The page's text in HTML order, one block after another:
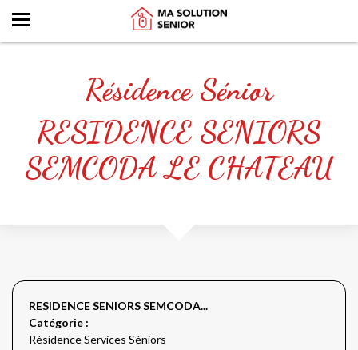
Résidence Sénior
RESIDENCE SENIORS
SEMCODA LE CHATEAU
RESIDENCE SENIORS SEMCODA...
Catégorie :
Résidence Services Séniors